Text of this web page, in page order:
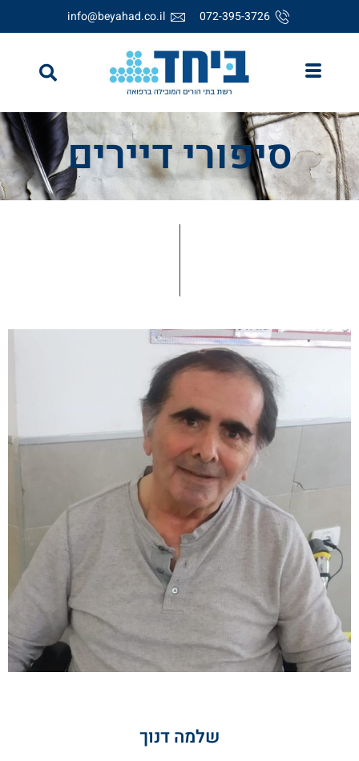
072-395-3726
info@beyahad.co.il
סיפורי דיירים
שלמה דנוך